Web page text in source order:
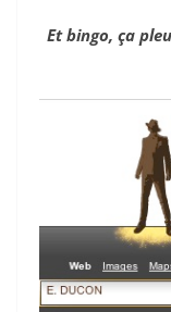
Et bingo, ça